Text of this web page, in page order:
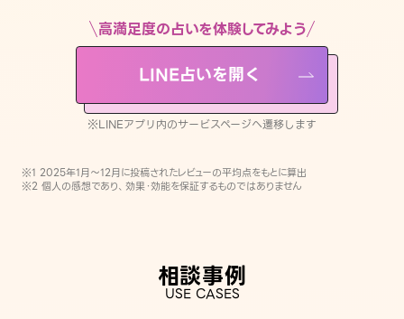
※LINEアプリ内のサービスページへ遷移します
高満足度の占いを体験してみよう
LINE占いを開く
※LINEアプリ内のサービスページへ遷移します
※1 2025年1月〜12月に投稿されたレビューの平均点をもとに算出
※2 個人の感想であり、効果・効能を保証するものではありません
相談事例
USE CASES